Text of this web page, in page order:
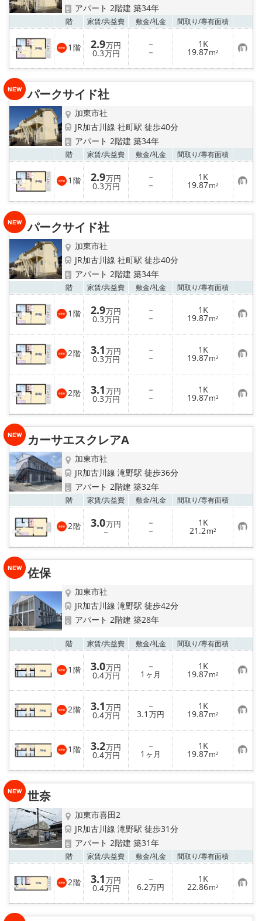
アパート 2階建 築34年
階 家賃/共益費 敷金/礼金 間取り/専有面積
1 階 2.9万円
0.3万円
－
－
1K
19.87m² お
気
に
り
パークサイド社
加東市社
JR加古川線 社町駅 徒歩40分
アパート 2階建 築34年
階 家賃/共益費 敷金/礼金 間取り/専有面積
1 階 2.9万円
0.3万円
－
－
1K
19.87m² お
気
に
り
パークサイド社
加東市社
JR加古川線 社町駅 徒歩40分
アパート 2階建 築34年
階 家賃/共益費 敷金/礼金 間取り/専有面積
1 階 2.9万円
0.3万円
－
－
1K
19.87m² お
気
に
入
り
登
録
2階 3.1万円
0.3万円
－
－
1K
19.87m² お
気
に
入
り
登
録
2階 3.1万円
0.3万円
－
－
1K
19.87m² お
気
に
り
カーサエスクレアA
加東市社
JR加古川線 滝野駅 徒歩36分
アパート 2階建 築32年
階 家賃/共益費 敷金/礼金 間取り/専有面積
2階 3.0万円
－
－
－
1K
21.2m² お
気
に
り
佐保
加東市社
JR加古川線 滝野駅 徒歩42分
アパート 2階建 築28年
階 家賃/共益費 敷金/礼金 間取り/専有面積
1 階 3.0万円
0.4万円
－
1 ヶ月
1K
19.87m² お
気
に
入
り
登
録
2階 3.1万円
0.4万円
－
3.1 万円
1K
19.87m² お
気
に
入
り
登
録
1 階 3.2万円
0.4万円
－
1 ヶ月
1K
19.87m² お
気
に
り
世奈
加東市喜田2
JR加古川線 滝野駅 徒歩31分
アパート 2階建 築31年
階 家賃/共益費 敷金/礼金 間取り/専有面積
2階 3.1万円
0.4万円
－
6.2万円
1K
22.86m² お
気
に